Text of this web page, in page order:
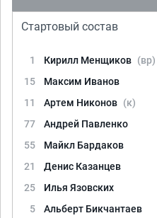
Стартовый состав
1 Кирилл Менщиков (вр)
15
Максим Иванов
11
Артем Никонов (к)
77
Андрей Павленко
55
Майкл Бардаков
21
Денис Казанцев
25
Илья Язовских
5
Альберт Бикчантаев